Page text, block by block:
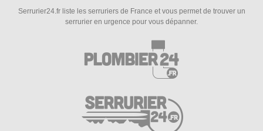
Serrurier24.fr liste les serruriers de France et vous permet de trouver un
serrurier en urgence pour vous dépanner.